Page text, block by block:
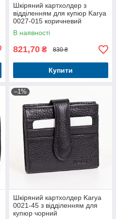
Шкіряний картхолдер з
відділенням для купюр Karya
0027-015 коричневий
В наявності
821,70 ₴ 830 ₴
Купити
–1%
Шкіряний картхолдер Karya
0021-45 з відділенням для
купюр чорний